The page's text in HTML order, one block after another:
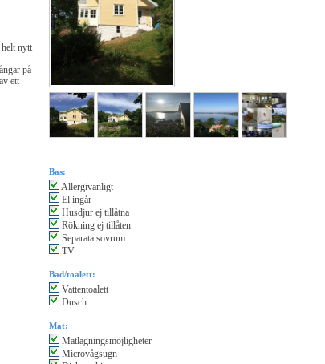
helt nytt
på
ett
Bas:
Allergivänligt
El ingår
Husdjur ej tillåtna
Rökning ej tillåten
Separata sovrum
TV
Bad/toalett:
Vattentoalett
Dusch
Mat:
Matlagningsmöjligheter
Microvågsugn